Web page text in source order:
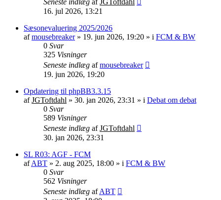
16. jul 2026, 13:21
Sæsonevaluering 2025/2026
afmousebreaker» 19. jun 2026, 19:20 » i FCM & BW
0 Svar
325 Visninger
Seneste indlæg afmousebreaker
19. jun 2026, 19:20
Opdatering til phpBB3.3.15
afJGToftdahl » 30. jan 2026, 23:31 » i Debat om debat
0 Svar
589 Visninger
Seneste indlæg afJGToftdahl
30. jan 2026, 23:31
SL R03: AGF - FCM
afABT » 2. aug 2025, 18:00 » i FCM & BW
0 Svar
562 Visninger
Seneste indlæg afABT